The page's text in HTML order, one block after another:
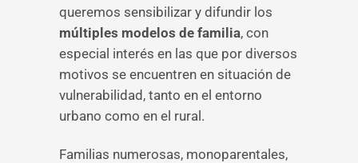
queremos sensibilizar y difundir los
múltiples modelos de familia, con
especial interés en las que por diversos
motivos se encuentren en situación de
vulnerabilidad, tanto en el entorno
urbano como en el rural.
Familias numerosas, monoparentales,